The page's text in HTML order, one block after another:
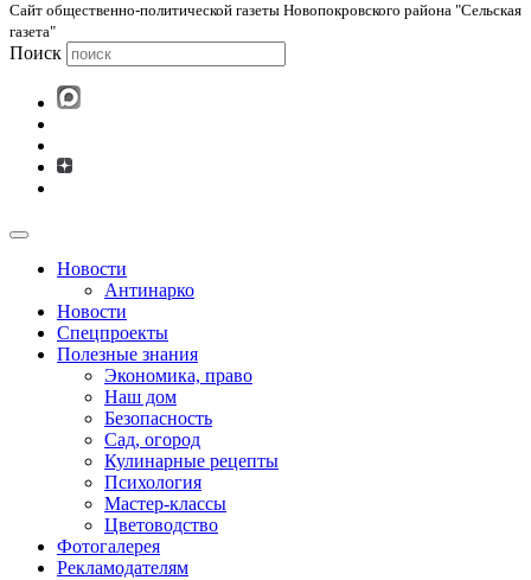
Cайт общественно-политической газеты Новопокровского района "Сельская
газета"
Поиск
Новости
Антинарко
Новости
Спецпроекты
Полезные знания
Экономика, право
Наш дом
Безопасность
Сад, огород
Кулинарные рецепты
Психология
Мастер-классы
Цветоводство
Фотогалерея
Рекламодателям